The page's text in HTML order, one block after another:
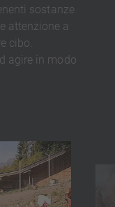
sostanze
attenzione a
cibo.
agire in modo